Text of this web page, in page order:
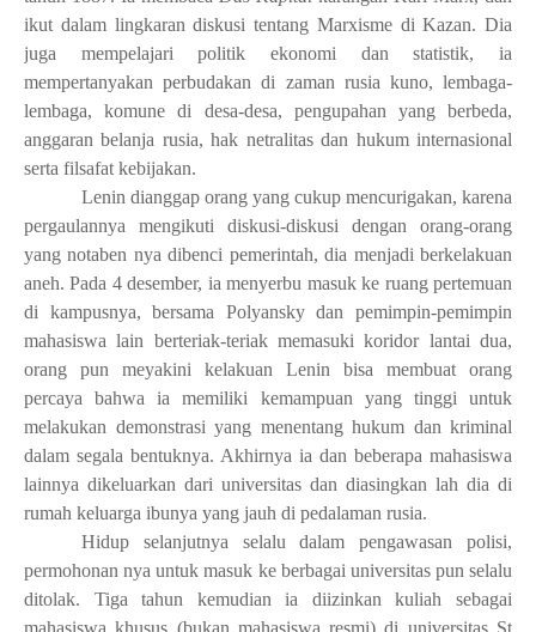
ikut dalam lingkaran diskusi tentang Marxisme di Kazan. Dia
juga mempelajari politik ekonomi dan statistik, ia
mempertanyakan perbudakan di zaman rusia kuno, lembaga-
lembaga, komune di desa-desa, pengupahan yang berbeda,
anggaran belanja rusia, hak netralitas dan hukum internasional
serta filsafat kebijakan.
Lenin dianggap orang yang cukup mencurigakan, karena
pergaulannya mengikuti diskusi-diskusi dengan orang-orang
yang notaben nya dibenci pemerintah, dia menjadi berkelakuan
aneh. Pada 4 desember, ia menyerbu masuk ke ruang pertemuan
di kampusnya, bersama Polyansky dan pemimpin-pemimpin
mahasiswa lain berteriak-teriak memasuki koridor lantai dua,
orang pun meyakini kelakuan Lenin bisa membuat orang
percaya bahwa ia memiliki kemampuan yang tinggi untuk
melakukan demonstrasi yang menentang hukum dan kriminal
dalam segala bentuknya. Akhirnya ia dan beberapa mahasiswa
lainnya dikeluarkan dari universitas dan diasingkan lah dia di
rumah keluarga ibunya yang jauh di pedalaman rusia.
Hidup selanjutnya selalu dalam pengawasan polisi,
permohonan nya untuk masuk ke berbagai universitas pun selalu
ditolak. Tiga tahun kemudian ia diizinkan kuliah sebagai
mahasiswa khusus (bukan mahasiswa resmi) di universitas St